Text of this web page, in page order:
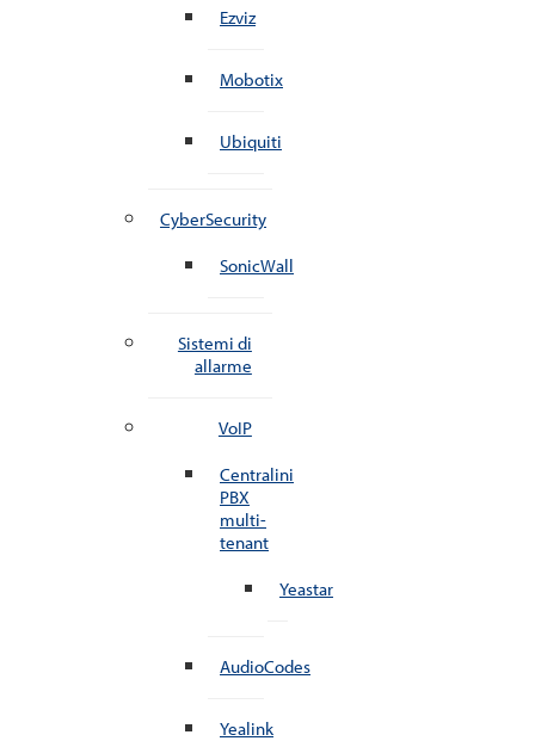
Ezviz
Mobotix
Ubiquiti
CyberSecurity
SonicWall
Sistemi di
allarme
VoIP
Centralini
PBX
multi-
tenant
Yeastar
AudioCodes
Yealink